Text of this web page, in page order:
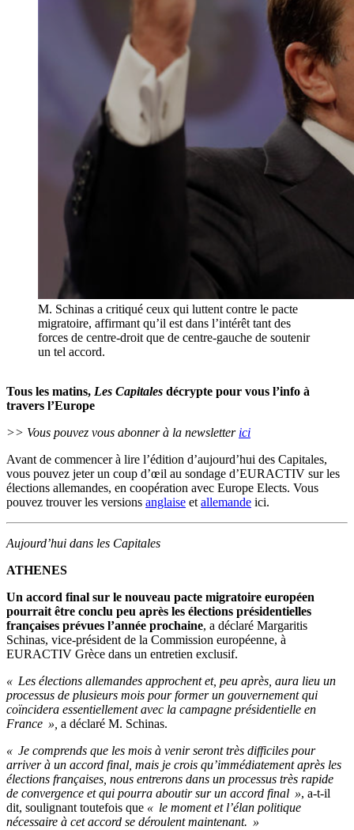
M. Schinas a critiqué ceux qui luttent contre le pacte
migratoire, affirmant qu’il est dans l’intérêt tant des
forces de centre-droit que de centre-gauche de soutenir
un tel accord.
Tous les matins, Les Capitales décrypte pour vous l’info à
travers l’Europe
>> Vous pouvez vous abonner à la newsletter ici
Avant de commencer à lire l’édition d’aujourd’hui des Capitales,
vous pouvez jeter un coup d’œil au sondage d’EURACTIV sur les
élections allemandes, en coopération avec Europe Elects. Vous
pouvez trouver les versions anglaise et allemande ici.
Aujourd’hui dans les Capitales
ATHENES
Un accord final sur le nouveau pacte migratoire européen
pourrait être conclu peu après les élections présidentielles
françaises prévues l’année prochaine, a déclaré Margaritis
Schinas, vice-président de la Commission européenne, à
EURACTIV Grèce dans un entretien exclusif.
« Les élections allemandes approchent et, peu après, aura lieu un
processus de plusieurs mois pour former un gouvernement qui
coïncidera essentiellement avec la campagne présidentielle en
France », a déclaré M. Schinas.
« Je comprends que les mois à venir seront très difficiles pour
arriver à un accord final, mais je crois qu’immédiatement après les
élections françaises, nous entrerons dans un processus très rapide
de convergence et qui pourra aboutir sur un accord final », a-t-il
dit, soulignant toutefois que « le moment et l’élan politique
nécessaire à cet accord se déroulent maintenant. »